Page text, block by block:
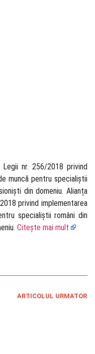
nr. 256/2018 privind
muncă pentru specialiștii
din domeniu. Alianța
privind implementarea
specialiștii români din
Citește mai mult
ARTICOLUL URMATOR